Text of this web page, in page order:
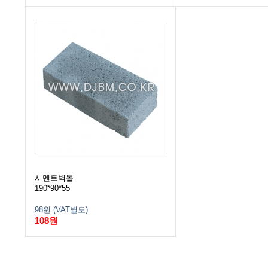
시멘트벽돌
190*90*55
98원 (VAT별도)
108원